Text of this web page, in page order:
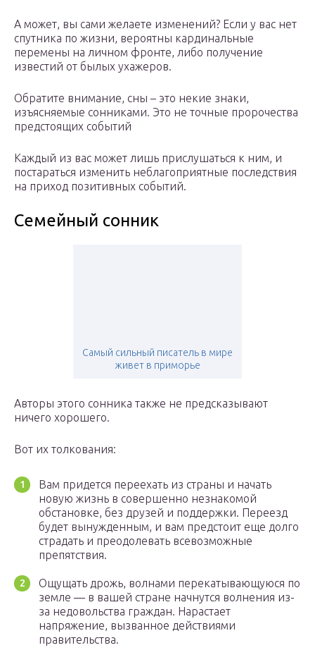
А может, вы сами желаете изменений? Если у вас нет
спутника по жизни, вероятны кардинальные
перемены на личном фронте, либо получение
известий от былых ухажеров.
Обратите внимание, сны – это некие знаки,
изъясняемые сонниками. Это не точные пророчества
предстоящих событий
Каждый из вас может лишь прислушаться к ним, и
постараться изменить неблагоприятные последствия
на приход позитивных событий.
Семейный сонник
Самый сильный писатель в мире
живет в приморье
Авторы этого сонника также не предсказывают
ничего хорошего.
Вот их толкования:
Вам придется переехать из страны и начать
новую жизнь в совершенно незнакомой
обстановке, без друзей и поддержки. Переезд
будет вынужденным, и вам предстоит еще долго
страдать и преодолевать всевозможные
препятствия.
Ощущать дрожь, волнами перекатывающуюся по
земле — в вашей стране начнутся волнения из-
за недовольства граждан. Нарастает
напряжение, вызванное действиями
правительства.